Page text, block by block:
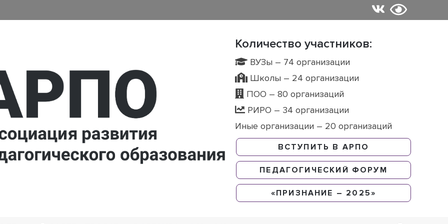
Количество участников:
ВУЗы – 74 организации
Школы – 24 организации
ПОО – 80 организаций
РИРО – 34 организации
Иные организации – 20 организаций
ВСТУПИТЬ В АРПО
ПЕДАГОГИЧЕСКИЙ ФОРУМ
«ПРИЗНАНИЕ – 2025»